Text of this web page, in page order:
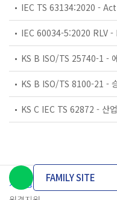
개인정보처리방침 이용약관
FAMILY SITE